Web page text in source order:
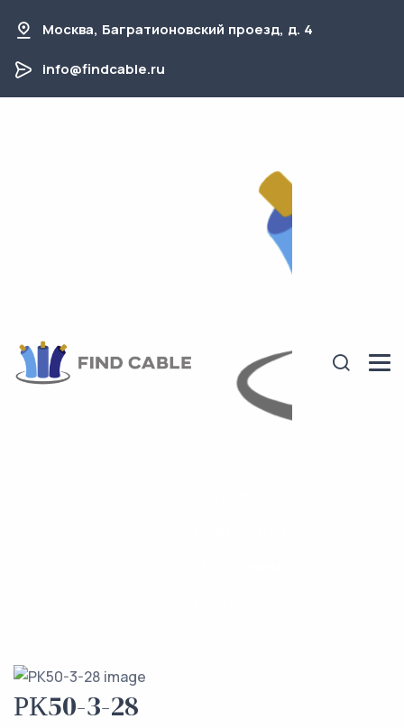
Москва, Багратионовский проезд, д. 4
info@findcable.ru
РК50-3-28